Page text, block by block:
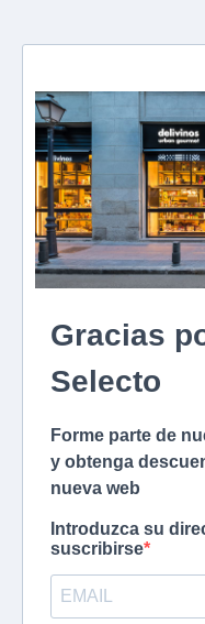
Gracias
Selecto
Forme parte de
y obtenga
nueva web
Introduzca su
suscribirse